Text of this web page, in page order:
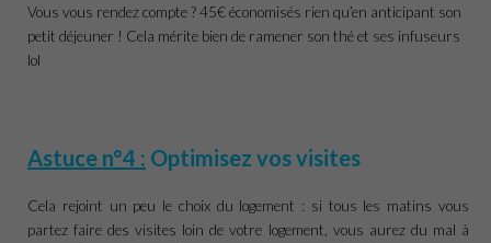
Vous vous rendez compte ? 45€ économisés rien qu’en anticipant son
petit déjeuner ! Cela mérite bien de ramener son thé et ses infuseurs
lol
Astuce n°4 : Optimisez vos visites
Cela rejoint un peu le choix du logement : si tous les matins vous
partez faire des visites loin de votre logement, vous aurez du mal à